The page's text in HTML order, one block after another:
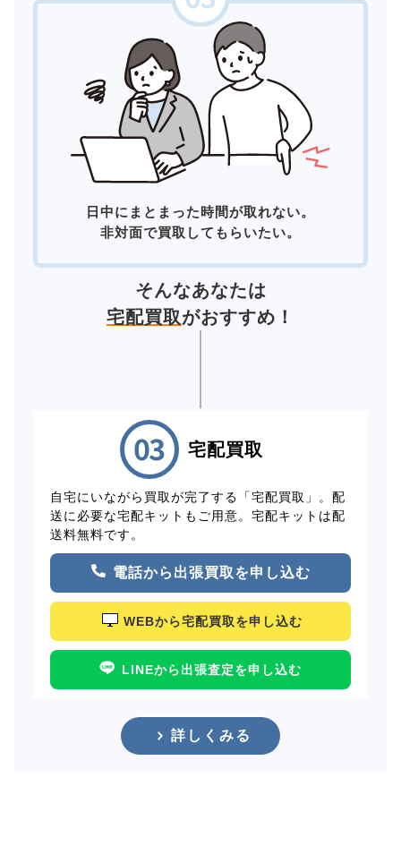
日中にまとまった時間が取れない。
非対面で買取してもらいたい。
そんなあなたは
宅配買取がおすすめ！
宅配買取
自宅にいながら買取が完了する「宅配買取」。配
送に必要な宅配キットもご用意。宅配キットは配
送料無料です。
電話から出張買取を申し込む
WEBから宅配買取を申し込む
LINEから出張査定を申し込む
詳しくみる